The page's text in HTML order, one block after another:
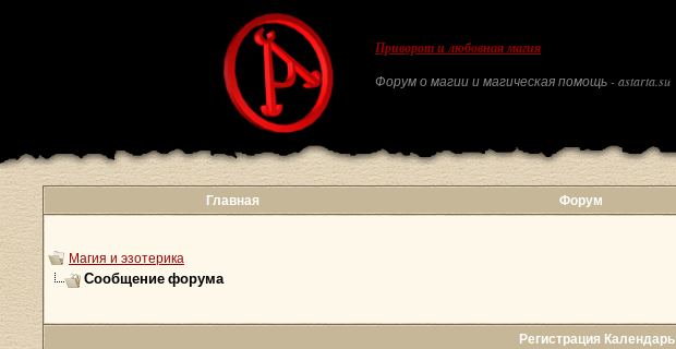
Приворот и любовная магия
Форум о магии и магическая помощь - astarta.su
Главная Форум
Магия и эзотерика
Сообщение форума
Регистрация Календарь